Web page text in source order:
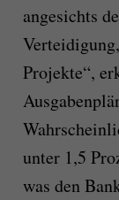
angesichts
Projekte“,
unter 1,5
was den